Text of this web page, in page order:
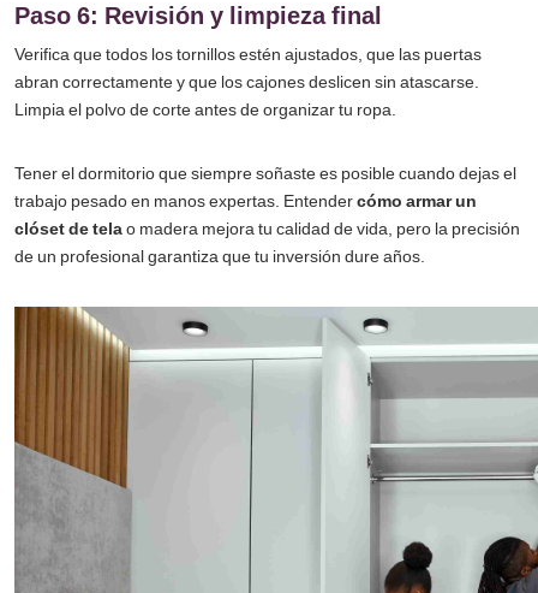
Paso 6: Revisión y limpieza final
Verifica que todos los tornillos estén ajustados, que las puertas
abran correctamente y que los cajones deslicen sin atascarse.
Limpia el polvo de corte antes de organizar tu ropa.
Tener el dormitorio que siempre soñaste es posible cuando dejas el
trabajo pesado en manos expertas. Entendercómo armar un
clóset de telao madera mejora tu calidad de vida, pero la precisión
de un profesional garantiza que tu inversión dure años.